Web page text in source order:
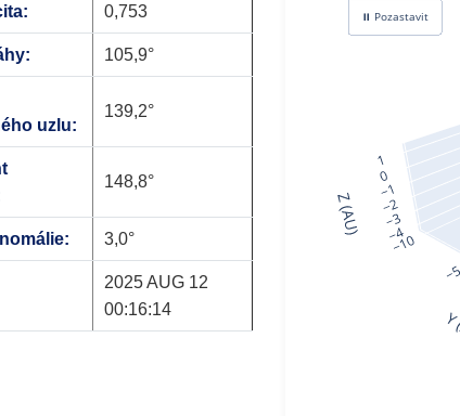
0,753
105,9°
uzlu:
139,2°
148,8°
3,0°
2025 AUG 12
00:16:14